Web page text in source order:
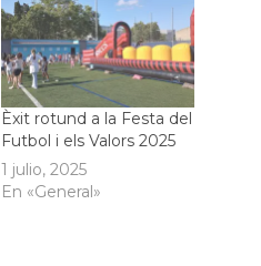
Èxit rotund a la Festa del
Futbol i els Valors 2025
1 julio, 2025
En «General»